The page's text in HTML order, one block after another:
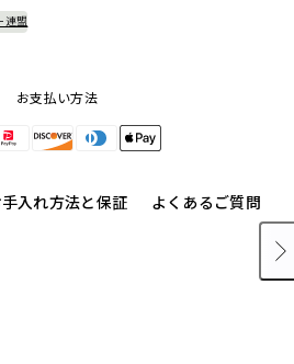
連盟
お支払い方法
手入れ方法と保証 よくあるご質問